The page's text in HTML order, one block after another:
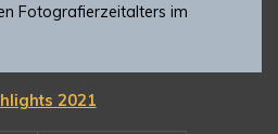
Fotografierzeitalters im
2021